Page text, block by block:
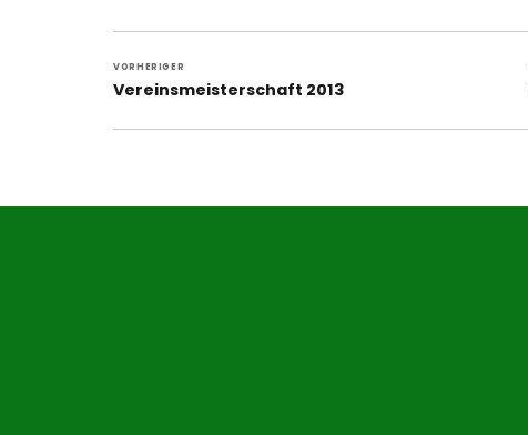
VORHERIGER
Vorheriger
Vereinsmeisterschaft 2013